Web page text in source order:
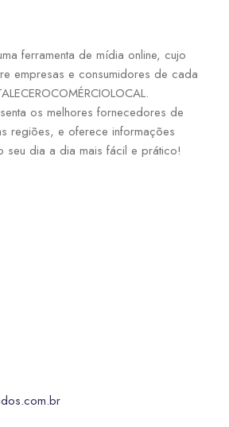
ferramenta de mídia online, cujo
empresas e consumidores de cada
os melhores fornecedores de
regiões, e oferece informações
seu dia a dia mais fácil e prático!